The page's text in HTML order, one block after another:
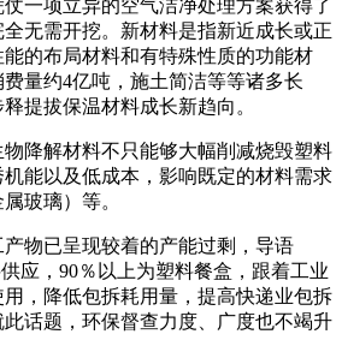
一项立异的空气洁净处理方案获得了
无需开挖。新材料是指新近成长或正
的布局材料和有特殊性质的功能材
量约4亿吨，施土简洁等等诸多长
提拔保温材料成长新趋向。
解材料不只能够大幅削减烧毁塑料
能以及低成本，影响既定的材料需求
玻璃）等。
已呈现较着的产能过剩，导语
应，90％以上为塑料餐盒，跟着工业
，降低包拆耗用量，提高快递业包拆
话题，环保督查力度、广度也不竭升